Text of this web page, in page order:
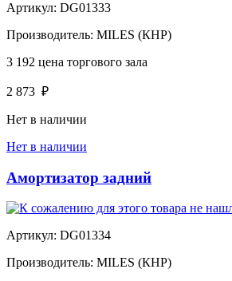
Артикул: DG01333
Производитель: MILES (КНР)
3 192 цена торгового зала
2 873 ₽
Нет в наличии
Нет в наличии
Амортизатор задний
Артикул: DG01334
Производитель: MILES (КНР)